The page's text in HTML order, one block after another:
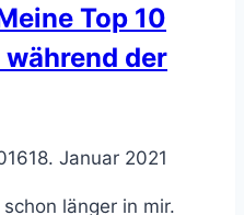
Top 10
der
18. Januar 2021
länger in mir.